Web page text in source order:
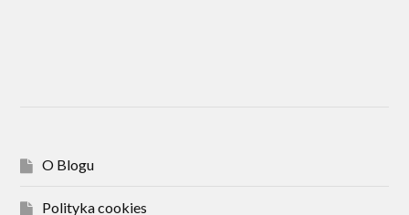
O Blogu
Polityka cookies